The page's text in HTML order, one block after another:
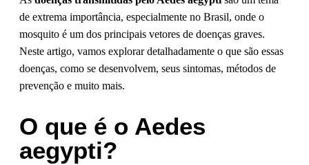
de extrema importância, especialmente no Brasil, onde o
mosquito é um dos principais vetores de doenças graves.
Neste artigo, vamos explorar detalhadamente o que são essas
doenças, como se desenvolvem, seus sintomas, métodos de
prevenção e muito mais.
O que é o Aedes
aegypti?